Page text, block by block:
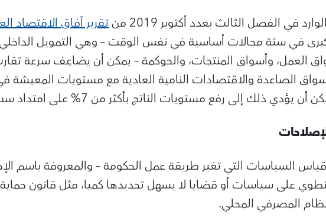
في الفصل الثالث بعدد أكتوبر 2019 من
تقرير آفاق الاقتصاد
في ستة مجالات أساسية في نفس الوقت – وهي التمويل الداخلي،
العمل، وأسواق المنتجات، والحوكمة – يمكن أن يضاعِف سرعة
الصاعدة والاقتصادات النامية العادية مع مستويات المعيشة
ذلك إلى رفع مستويات الناتج بأكثر من 7% على امتداد ست سنوات.
السياسات التي تغير طريقة عمل الحكومة – والمعروفة باسم
تنطوي على سياسات أو قضايا لا يسهل تحديدها كميا، مثل قانون
المصرفي المحلي.